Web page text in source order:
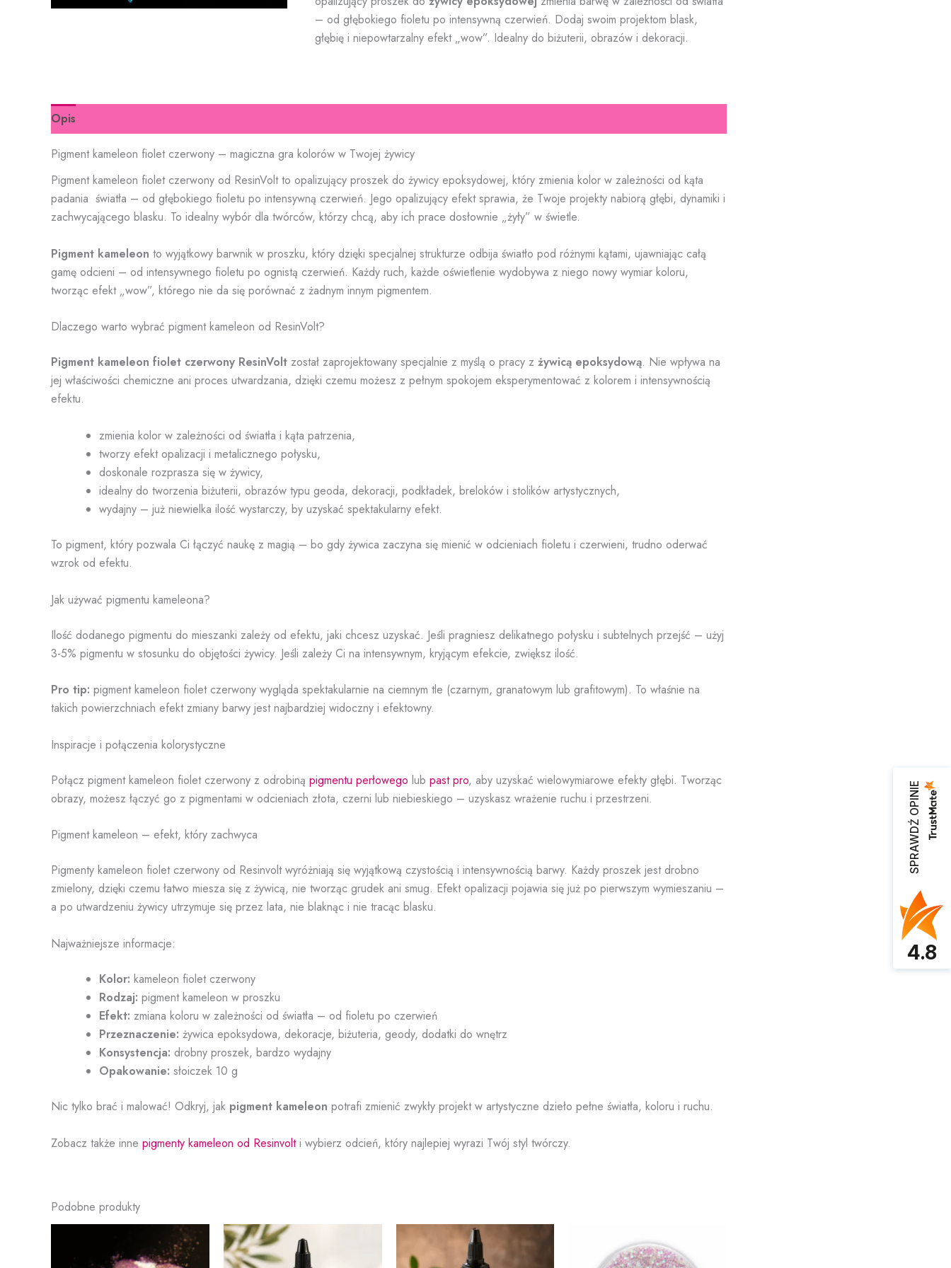
20
g
– od głębokiego fioletu po intensywną czerwień. Dodaj swoim projektom blask,
głębię i niepowtarzalny efekt „wow”. Idealny do biżuterii, obrazów i dekoracji.
Opis
Pigment kameleon fiolet czerwony – magiczna gra kolorów w Twojej żywicy
Pigment kameleon fiolet czerwony od ResinVolt to opalizujący proszek do żywicy epoksydowej, który zmienia kolor w zależności od kąta
padania światła – od głębokiego fioletu po intensywną czerwień. Jego opalizujący efekt sprawia, że Twoje projekty nabiorą głębi, dynamiki i
zachwycającego blasku. To idealny wybór dla twórców, którzy chcą, aby ich prace dosłownie „żyły” w świetle.
Pigment kameleon to wyjątkowy barwnik w proszku, który dzięki specjalnej strukturze odbija światło pod różnymi kątami, ujawniając całą
gamę odcieni – od intensywnego fioletu po ognistą czerwień. Każdy ruch, każde oświetlenie wydobywa z niego nowy wymiar koloru,
tworząc efekt „wow”, którego nie da się porównać z żadnym innym pigmentem.
Dlaczego warto wybrać pigment kameleon od ResinVolt?
Pigment kameleon fiolet czerwony ResinVolt został zaprojektowany specjalnie z myślą o pracy z żywicą epoksydową. Nie wpływa na
jej właściwości chemiczne ani proces utwardzania, dzięki czemu możesz z pełnym spokojem eksperymentować z kolorem i intensywnością
efektu.
zmienia kolor w zależności od światła i kąta patrzenia,
tworzy efekt opalizacji i metalicznego połysku,
doskonale rozprasza się w żywicy,
idealny do tworzenia biżuterii, obrazów typu geoda, dekoracji, podkładek, breloków i stolików artystycznych,
wydajny – już niewielka ilość wystarczy, by uzyskać spektakularny efekt.
To pigment, który pozwala Ci łączyć naukę z magią – bo gdy żywica zaczyna się mienić w odcieniach fioletu i czerwieni, trudno oderwać
wzrok od efektu.
Jak używać pigmentu kameleona?
Ilość dodanego pigmentu do mieszanki zależy od efektu, jaki chcesz uzyskać. Jeśli pragniesz delikatnego połysku i subtelnych przejść – użyj
3-5% pigmentu w stosunku do objętości żywicy. Jeśli zależy Ci na intensywnym, kryjącym efekcie, zwiększ ilość.
Pro tip: pigment kameleon fiolet czerwony wygląda spektakularnie na ciemnym tle (czarnym, granatowym lub grafitowym). To właśnie na
takich powierzchniach efekt zmiany barwy jest najbardziej widoczny i efektowny.
Inspiracje i połączenia kolorystyczne
Połącz pigment kameleon fiolet czerwony z odrobiną pigmentu perłowego lub past pro, aby uzyskać wielowymiarowe efekty głębi. Tworząc
obrazy, możesz łączyć go z pigmentami w odcieniach złota, czerni lub niebieskiego – uzyskasz wrażenie ruchu i przestrzeni.
Pigment kameleon – efekt, który zachwyca
Pigmenty kameleon fiolet czerwony od Resinvolt wyróżniają się wyjątkową czystością i intensywnością barwy. Każdy proszek jest drobno
zmielony, dzięki czemu łatwo miesza się z żywicą, nie tworząc grudek ani smug. Efekt opalizacji pojawia się już po pierwszym wymieszaniu –
a po utwardzeniu żywicy utrzymuje się przez lata, nie blaknąc i nie tracąc blasku.
Najważniejsze informacje:
Kolor: kameleon fiolet czerwony
Rodzaj: pigment kameleon w proszku
Efekt: zmiana koloru w zależności od światła – od fioletu po czerwień
Przeznaczenie: żywica epoksydowa, dekoracje, biżuteria, geody, dodatki do wnętrz
Konsystencja: drobny proszek, bardzo wydajny
Opakowanie: słoiczek 10 g
Nic tylko brać i malować! Odkryj, jak pigment kameleon potrafi zmienić zwykły projekt w artystyczne dzieło pełne światła, koloru i ruchu.
Zobacz także inne pigmenty kameleon od Resinvolti wybierz odcień, który najlepiej wyrazi Twój styl twórczy.
Podobne produkty
SPRAWDŹ OPINIE
4.8